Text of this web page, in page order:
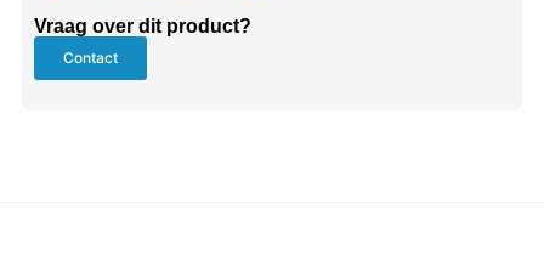
Vraag over dit product?
Contact